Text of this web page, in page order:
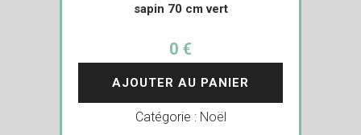
sapin 70 cm vert
0 €
AJOUTER AU PANIER
Catégorie : Noël